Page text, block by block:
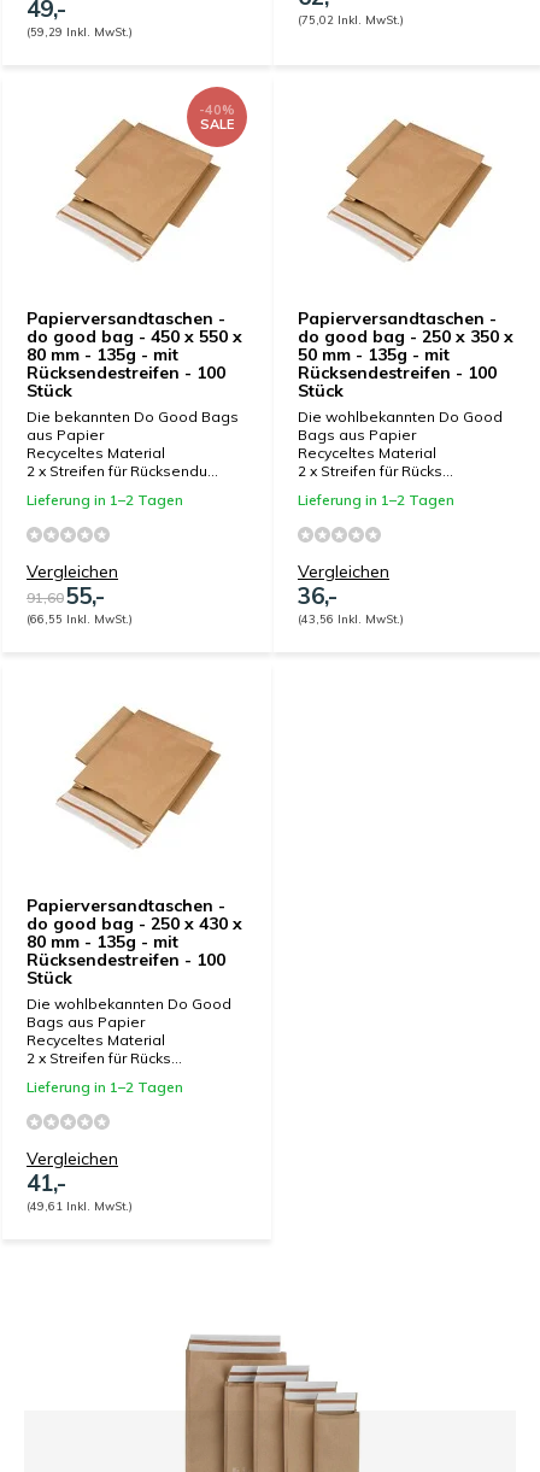
49,-
(59,29 Inkl. MwSt.)
(75,02 Inkl. MwSt.)
Papierversandtaschen -
do good bag - 450 x 550 x
80 mm - 135g - mit
Rücksendestreifen - 100
Stück
-40%
SALE
Die bekannten Do Good Bags
aus Papier
Recyceltes Material
2 x Streifen für Rücksendu...
Lieferung in 1–2 Tagen
Vergleichen
91,6055,-
(66,55 Inkl. MwSt.)
Papierversandtaschen -
do good bag - 250 x 350 x
50 mm - 135g - mit
Rücksendestreifen - 100
Stück
Die wohlbekannten Do Good
Bags aus Papier
Recyceltes Material
2 x Streifen für Rücks...
Lieferung in 1–2 Tagen
Vergleichen
36,-
(43,56 Inkl. MwSt.)
Papierversandtaschen -
do good bag - 250 x 430 x
80 mm - 135g - mit
Rücksendestreifen - 100
Stück
Die wohlbekannten Do Good
Bags aus Papier
Recyceltes Material
2 x Streifen für Rücks...
Lieferung in 1–2 Tagen
Vergleichen
41,-
(49,61 Inkl. MwSt.)